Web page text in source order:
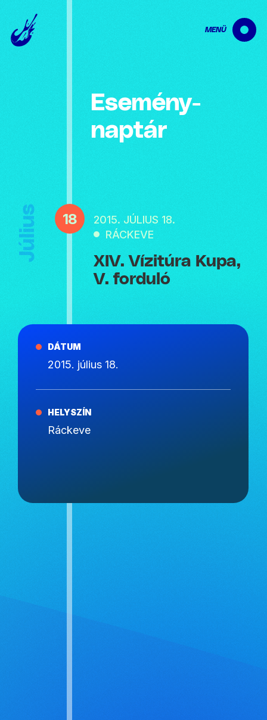
MENÜ
Esemény­
naptár
Július 18
2015. JÚLIUS 18.
RÁCKEVE
XIV. Vízitúra Kupa,
V. forduló
DÁTUM
2015. július 18.
HELYSZÍN
Ráckeve